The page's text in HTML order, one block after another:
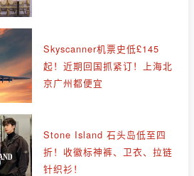
Skyscanner机票史低£145
起！近期回国抓紧订！上海北
京广州都便宜
Stone Island 石头岛低至四
折！收徽标神裤、卫衣、拉链
针织衫！